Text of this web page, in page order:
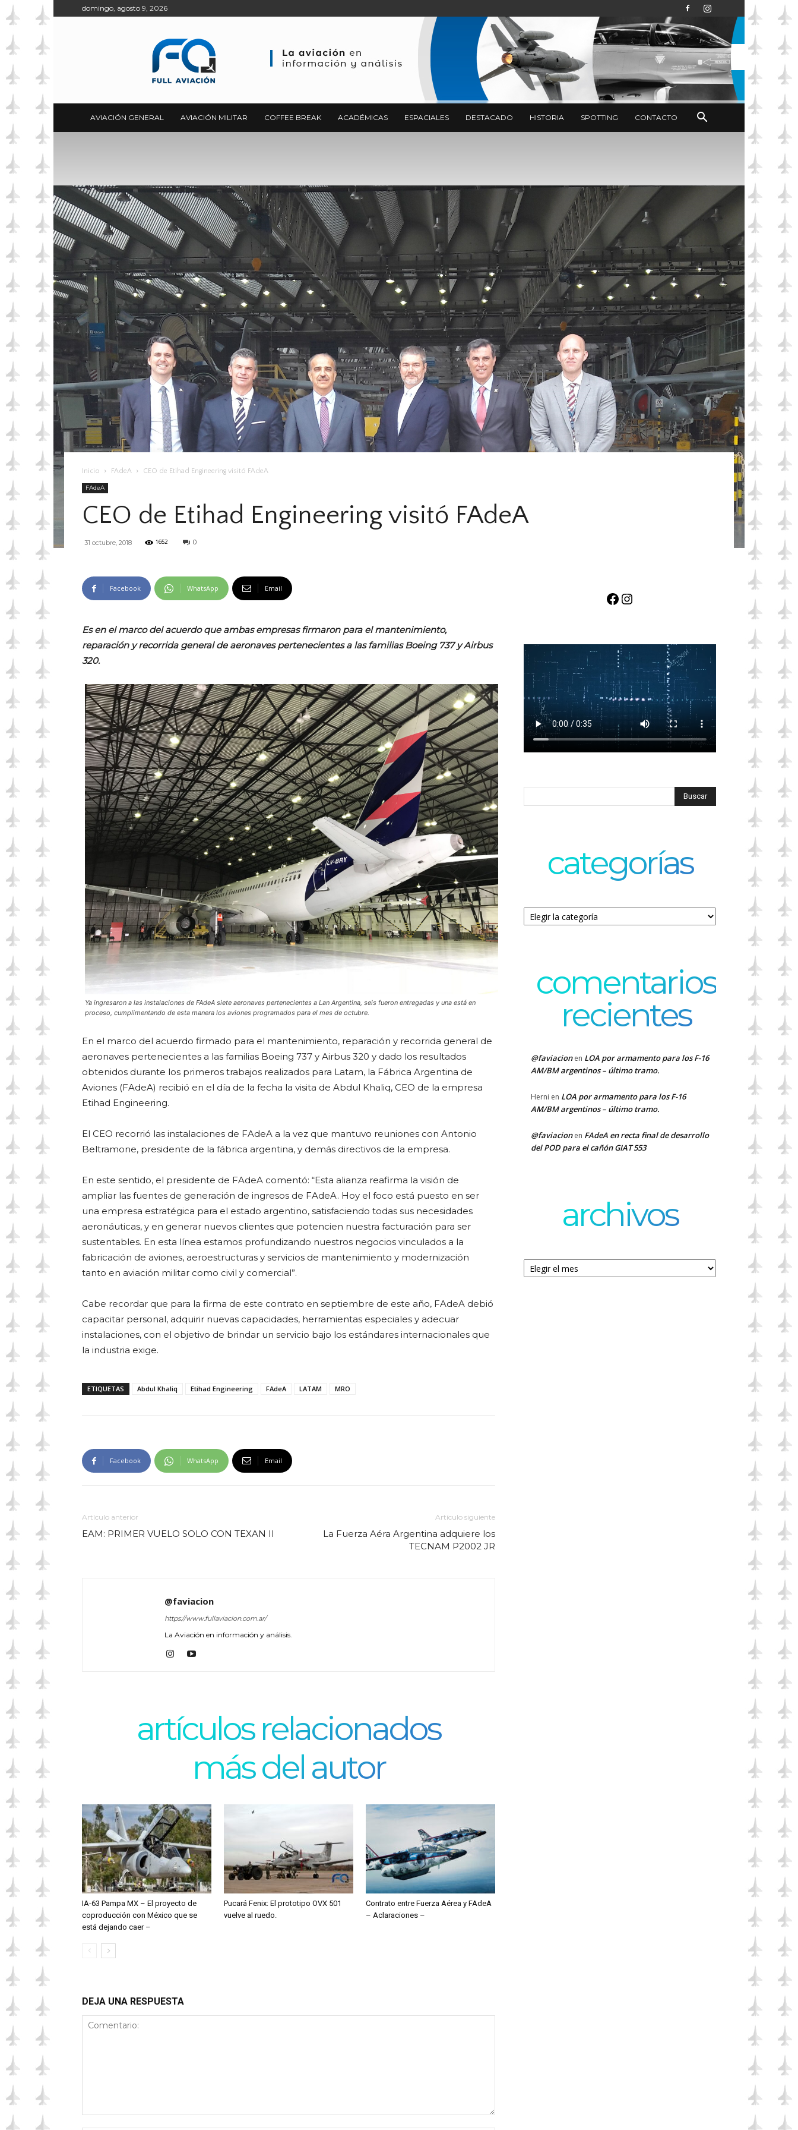
domingo, agosto 9, 2026
AVIACIÓN GENERAL AVIACIÓN MILITAR COFFEE BREAK ACADÉMICAS ESPACIALES DESTACADO HISTORIA SPOTTING CONTACTO
Inicio FAdeA CEO de Etihad Engineering visitó FAdeA
FAdeA
CEO de Etihad Engineering visitó FAdeA
31 octubre, 2018 1652 0
Facebook WhatsApp Email
Es en el marco del acuerdo que ambas empresas firmaron para el mantenimiento,
reparación y recorrida general de aeronaves pertenecientes a las familias Boeing 737 y Airbus
320.
Ya ingresaron a las instalaciones de FAdeA siete aeronaves pertenecientes a Lan Argentina, seis fueron entregadas y una está en
proceso, cumplimentando de esta manera los aviones programados para el mes de octubre.
En el marco del acuerdo firmado para el mantenimiento, reparación y recorrida general de
aeronaves pertenecientes a las familias Boeing 737 y Airbus 320 y dado los resultados
obtenidos durante los primeros trabajos realizados para Latam, la Fábrica Argentina de
Aviones (FAdeA) recibió en el día de la fecha la visita de Abdul Khaliq, CEO de la empresa
Etihad Engineering.
El CEO recorrió las instalaciones de FAdeA a la vez que mantuvo reuniones con Antonio
Beltramone, presidente de la fábrica argentina, y demás directivos de la empresa.
En este sentido, el presidente de FAdeA comentó: “Esta alianza reafirma la visión de
ampliar las fuentes de generación de ingresos de FAdeA. Hoy el foco está puesto en ser
una empresa estratégica para el estado argentino, satisfaciendo todas sus necesidades
aeronáuticas, y en generar nuevos clientes que potencien nuestra facturación para ser
sustentables. En esta línea estamos profundizando nuestros negocios vinculados a la
fabricación de aviones, aeroestructuras y servicios de mantenimiento y modernización
tanto en aviación militar como civil y comercial”.
Cabe recordar que para la firma de este contrato en septiembre de este año, FAdeA debió
capacitar personal, adquirir nuevas capacidades, herramientas especiales y adecuar
instalaciones, con el objetivo de brindar un servicio bajo los estándares internacionales que
la industria exige.
ETIQUETAS Abdul Khaliq Etihad Engineering FAdeA LATAM MRO
Facebook WhatsApp Email
Artículo anterior
EAM: PRIMER VUELO SOLO CON TEXAN II
Artículo siguiente
La Fuerza Aéra Argentina adquiere los
TECNAM P2002 JR
@faviacion
https://www.fullaviacion.com.ar/
La Aviación en información y análisis.
artículos relacionados
más del autor
IA-63 Pampa MX – El proyecto de
coproducción con México que se
está dejando caer –
Pucará Fenix: El prototipo OVX 501
vuelve al ruedo.
Contrato entre Fuerza Aérea y FAdeA
– Aclaraciones –
DEJA UNA RESPUESTA
Facebook
Instagram
categorías
Categorías
comentarios
recientes
@faviacionen LOA por armamento para los F-16
AM/BM argentinos – último tramo.
Herni en LOA por armamento para los F-16
AM/BM argentinos – último tramo.
@faviacionen FAdeA en recta final de desarrollo
del POD para el cañón GIAT 553
archivos
Archivos